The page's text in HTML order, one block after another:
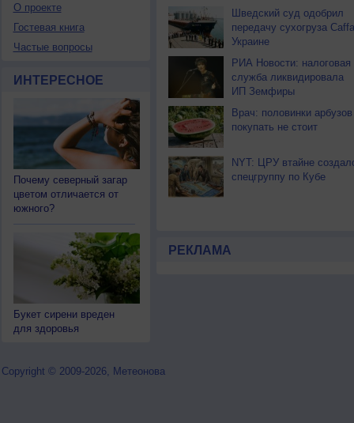
О проекте
Гостевая книга
Частые вопросы
ИНТЕРЕСНОЕ
Почему северный загар
цветом отличается от
южного?
Букет сирени вреден
для здоровья
НОВОСТИ ПАРТНЕРОВ
Шведский суд одобрил
передачу сухогруза Caffa
Украине
РИА Новости: налоговая
служба ликвидировала
ИП Земфиры
Врач: половинки арбузов
покупать не стоит
NYT: ЦРУ втайне
спецгруппу по Кубе
РЕКЛАМА
Copyright © 2009-2026, Метеонова